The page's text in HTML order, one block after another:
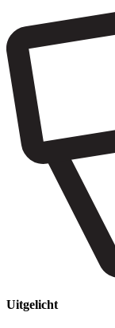
Uitgelicht